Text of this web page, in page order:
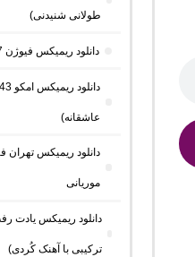
طولانی شنیدنی)
دانلود ریمیکس فیوژن 17 از لیروی بیتز
عاشقانه)
موریانی
دانلود ریمیکس یادت
ترکیبی با آهنک کُردی)